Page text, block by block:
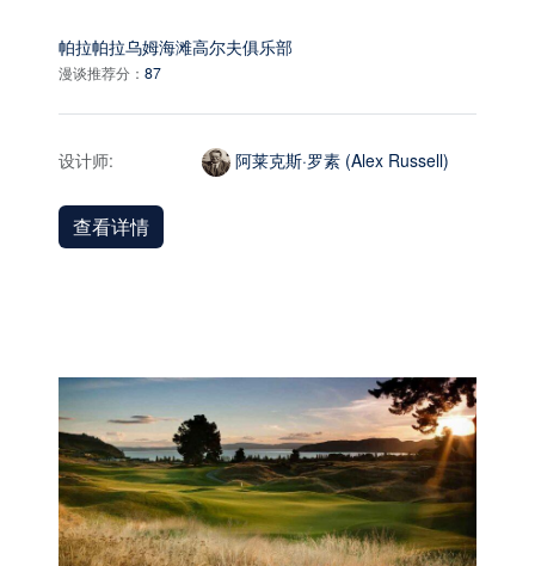
帕拉帕拉乌姆海滩高尔夫俱乐部
漫谈推荐分： 87
设计师: 阿莱克斯·罗素 (Alex Russell)
查看详情